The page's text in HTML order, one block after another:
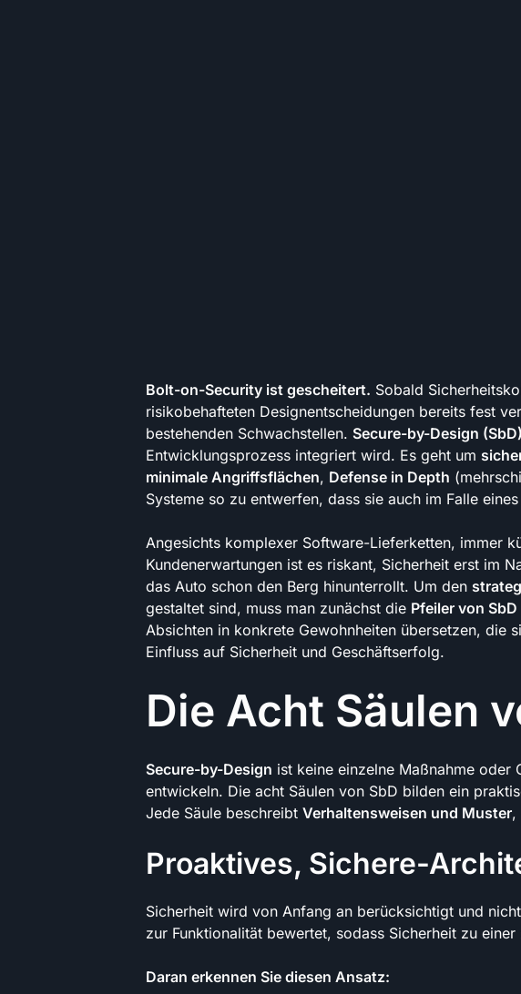
Bolt-on-Security ist gescheitert. Sobald
risikobehafteten Designentscheidungen bereits fest
bestehenden Schwachstellen. Secure-by-Design (SbD)
Entwicklungsprozess integriert wird. Es geht um
minimale Angriffsflächen, Defense in Depth
Systeme so zu entwerfen, dass sie auch im Falle
Angesichts komplexer Software-Lieferketten, immer
Kundenerwartungen ist es riskant, Sicherheit erst im
das Auto schon den Berg hinunterrollt. Um den
gestaltet sind, muss man zunächst die Pfeiler von SbD
Absichten in konkrete Gewohnheiten übersetzen, die
Einfluss auf Sicherheit und Geschäftserfolg.
Die Acht Säulen
Secure-by-Design ist keine einzelne Maßnahme oder
entwickeln. Die acht Säulen von SbD bilden ein
Jede Säule beschreibt Verhaltensweisen und Muster,
Proaktives, Sichere-
Sicherheit wird von Anfang an berücksichtigt und
zur Funktionalität bewertet, sodass Sicherheit zu einer
Daran erkennen Sie diesen Ansatz: